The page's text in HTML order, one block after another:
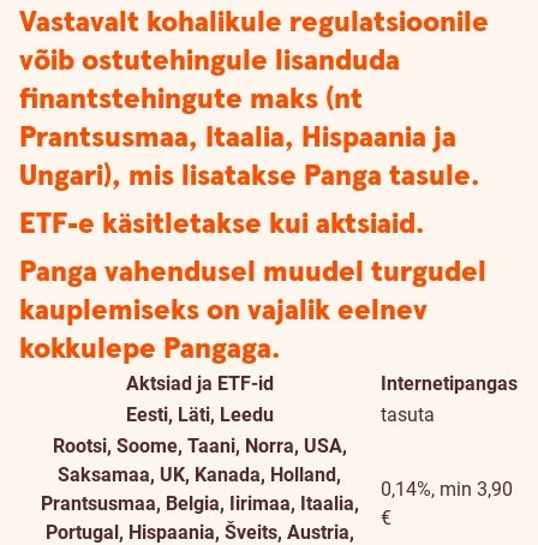
Vastavalt kohalikule regulatsioonile
võib ostutehingule lisanduda
finantstehingute maks (nt
Prantsusmaa, Itaalia, Hispaania ja
Ungari), mis lisatakse Panga tasule.
ETF-e käsitletakse kui aktsiaid.
Panga vahendusel muudel turgudel
kauplemiseks on vajalik eelnev
kokkulepe Pangaga.
Aktsiad ja ETF-id
Internetipangas
Eesti, Läti, Leedu
tasuta
Rootsi, Soome, Taani, Norra, USA,
Saksamaa, UK, Kanada, Holland,
Prantsusmaa, Belgia, Iirimaa, Itaalia,
Portugal, Hispaania, Šveits, Austria,
0,14%, min 3,90
€